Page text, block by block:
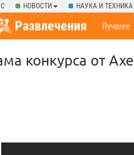
НОВОСТИ НАУКА И ТЕХНИКА
Развлечения Лучшее
конкурса от Axe